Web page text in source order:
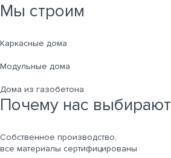
Мы строим
Каркасные дома
Модульные дома
Дома из газобетона
Почему нас выбирают
Собственное производство,
все материалы сертифицированы